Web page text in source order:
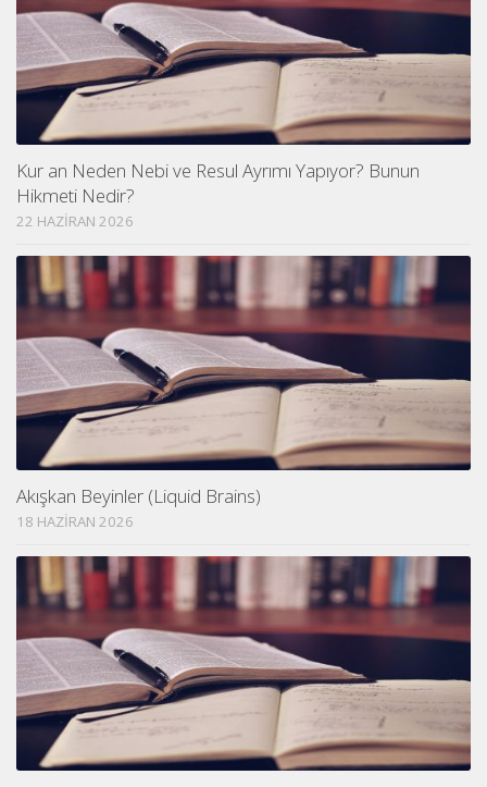
Kur an Neden Nebi ve Resul Ayrımı Yapıyor? Bunun
Hikmeti Nedir?
22 HAZIRAN 2026
Akışkan Beyinler (Liquid Brains)
18 HAZIRAN 2026